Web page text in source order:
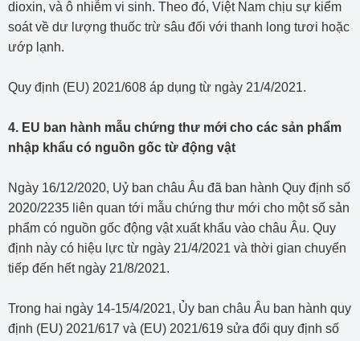
dioxin, và ô nhiễm vi sinh. Theo đó, Việt Nam chịu sự kiểm
soát về dư lượng thuốc trừ sâu đối với thanh long tươi hoặc
ướp lạnh.
Quy định (EU) 2021/608 áp dụng từ ngày 21/4/2021.
4. EU ban hành mẫu chứng thư mới cho các sản phẩm
nhập khẩu có nguồn gốc từ động vật
Ngày 16/12/2020, Uỷ ban châu Âu đã ban hành Quy định số
2020/2235 liên quan tới mẫu chứng thư mới cho một số sản
phẩm có nguồn gốc động vật xuất khẩu vào châu Âu. Quy
định này có hiệu lực từ ngày 21/4/2021 và thời gian chuyển
tiếp đến hết ngày 21/8/2021.
Trong hai ngày 14-15/4/2021, Ủy ban châu Âu ban hành quy
định (EU) 2021/617 và (EU) 2021/619 sửa đổi quy định số